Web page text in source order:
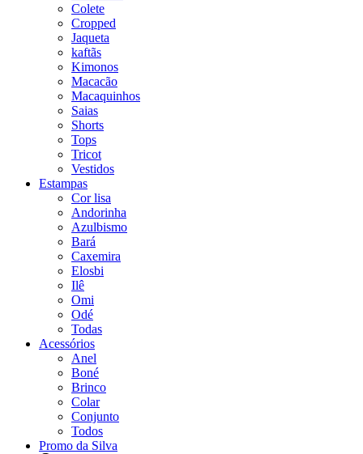
Colete
Cropped
Jaqueta
kaftãs
Kimonos
Macacão
Macaquinhos
Saias
Shorts
Tops
Tricot
Vestidos
Estampas
Cor lisa
Andorinha
Azulbismo
Bará
Caxemira
Elosbi
Ilê
Omi
Odé
Todas
Acessórios
Anel
Boné
Brinco
Colar
Conjunto
Todos
Promo da Silva